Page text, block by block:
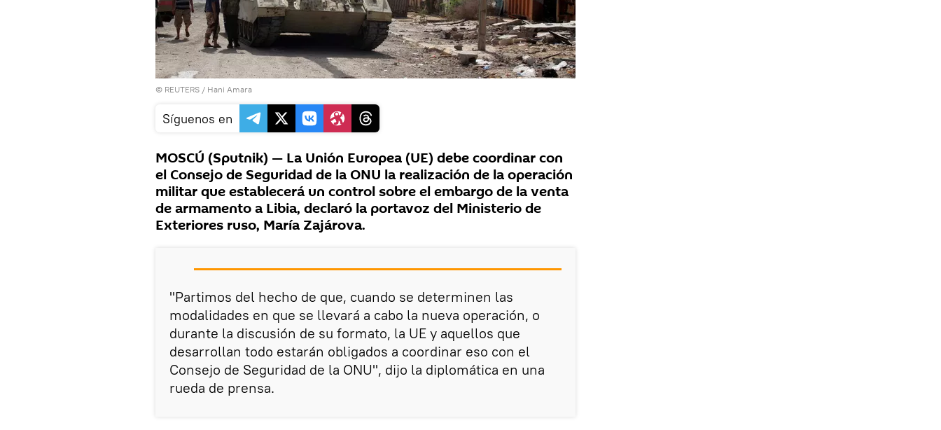
© REUTERS / Hani Amara
Síguenos en
MOSCÚ (Sputnik) — La Unión Europea (UE) debe coordinar con
el Consejo de Seguridad de la ONU la realización de la operación
militar que establecerá un control sobre el embargo de la venta
de armamento a Libia, declaró la portavoz del Ministerio de
Exteriores ruso, María Zajárova.
"Partimos del hecho de que, cuando se determinen las
modalidades en que se llevará a cabo la nueva operación, o
durante la discusión de su formato, la UE y aquellos que
desarrollan todo estarán obligados a coordinar eso con el
Consejo de Seguridad de la ONU", dijo la diplomática en una
rueda de prensa.